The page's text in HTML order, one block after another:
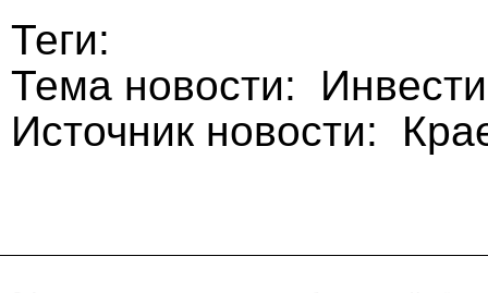
Теги:
Тема новости:
Источник новости: